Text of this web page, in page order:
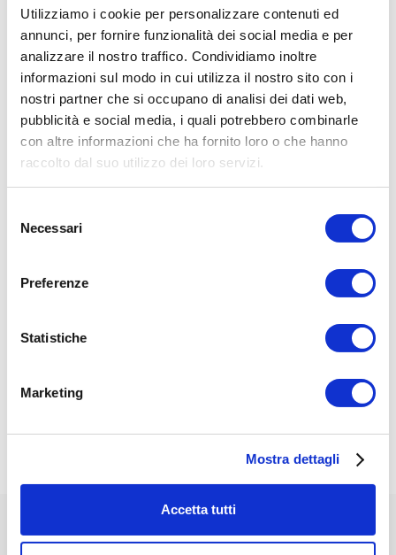
Utilizziamo i cookie per personalizzare contenuti ed
annunci, per fornire funzionalità dei social media e per
analizzare il nostro traffico. Condividiamo inoltre
informazioni sul modo in cui utilizza il nostro sito con i
nostri partner che si occupano di analisi dei dati web,
pubblicità e social media, i quali potrebbero combinarle
con altre informazioni che ha fornito loro o che hanno
raccolto dal suo utilizzo dei loro servizi.
delNecessari
Preferenze
Statistiche
Marketing
Mostra dettagli
Accetta tutti
elementi e un suono di alta qualità in ambienti marini
impegnativi. Questi altoparlanti sono costruiti con materiali di
alta qualità e design sofisticato per fornire una riproduzione
del suono precisa e nitida, anche in ambienti rumorosi e ad
alta velocità. Disponibili in diverse dimensioni e configurazioni,
gli altoparlanti VEX sono progettati per soddisfare le esigenze
di qualsiasi impianto audio marino, dai piccoli scafi alle grandi
imbarcazioni da diporto.
CARATTERISTICHE TECNICHE
• Risposta in frequenza: 55 Hz - 25 kHz.
• Impedenza: 4 ohm.
• Cono in polipropilene con tecnologia di stampaggio ad
• Peso: 6,3 libbre per coppia.
personalizzazione tramite telecomando opzionale.